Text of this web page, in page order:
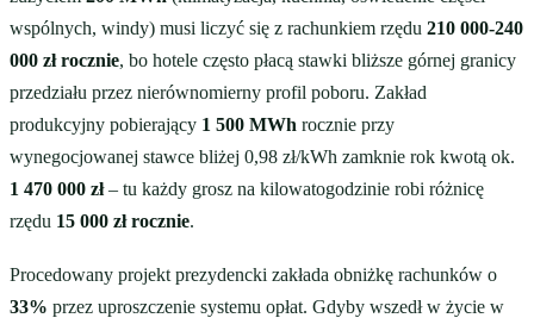
wspólnych, windy) musi liczyć się z rachunkiem rzędu 210 000-240
000 zł rocznie, bo hotele często płacą stawki bliższe górnej granicy
przedziału przez nierównomierny profil poboru. Zakład
produkcyjny pobierający 1 500 MWh rocznie przy
wynegocjowanej stawce bliżej 0,98 zł/kWh zamknie rok kwotą ok.
1 470 000 zł– tu każdy grosz na kilowatogodzinie robi różnicę
rzędu 15 000 zł rocznie.
Procedowany projekt prezydencki zakłada obniżkę rachunków o
33% przez uproszczenie systemu opłat. Gdyby wszedł w życie w